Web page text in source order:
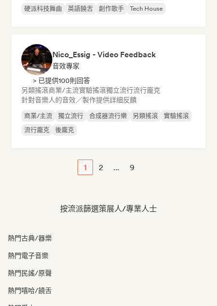
硬派科技舞曲 英語饒舌 創作歌手 Tech House
Nico_Essig - Video Feedback
音效專家
> 已提供100則回答
另類搖滾商業/主流實驗搖滾獨立流行流行龐克
針對音樂人的音效／製作提供詳細反饋
商業/主流 獨立流行 合成器流行樂 另類搖滾
實驗搖滾
流行龐克
後龐克
1 2 ... 9
按流派篩選策展人/專業人士
熱門古典/器樂
熱門電子音樂
熱門民謠/原聲
熱門嘻哈/饒舌